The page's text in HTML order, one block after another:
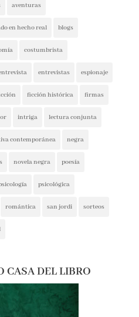
aventuras
en hecho real blogs
costumbrista
entrevistas espionaje
ficción histórica firmas
intriga lectura conjunta
contemporánea negra
novela negra poesía
psicológica
romántica san jordi sorteos
CASA DEL LIBRO